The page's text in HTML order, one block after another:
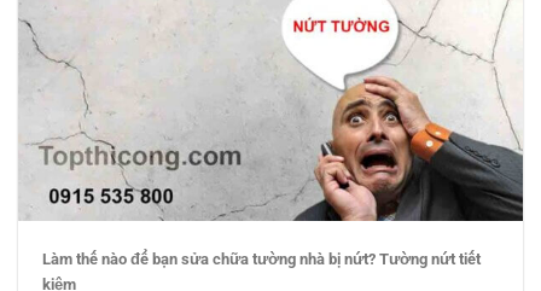
Làm thế nào để bạn sửa chữa tường nhà bị nứt? Tường nứt tiết
kiệm